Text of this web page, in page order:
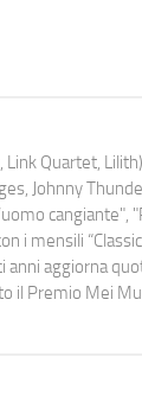
Quartet,
Johnny
cangiante",
i mensili
anni aggiorna
il Premio Mei